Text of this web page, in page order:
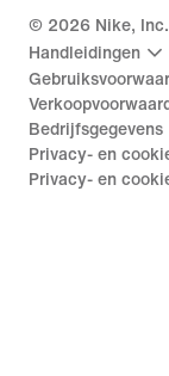
© 2026 Nike,
Handleidingen
Bedrijfsgegevens
Privacy- en
Privacy- en